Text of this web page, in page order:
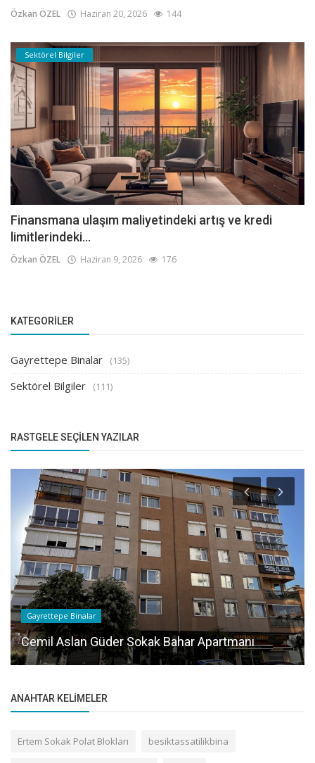
Özkan ÖZEL Haziran 20, 2026 144
Sektörel Bilgiler
Finansmana ulaşım maliyetindeki artış ve kredi
limitlerindeki...
Özkan ÖZEL Haziran 9, 2026 176
KATEGORILER
Gayrettepe Binalar (135)
Sektörel Bilgiler (111)
RASTGELE SEÇILEN YAZILAR
Gayrettepe Binalar
Cemil Aslan Güder Sokak Bahar Apartmanı
ANAHTAR KELIMELER
Ertem Sokak Polat Blokları besiktassatilikbina